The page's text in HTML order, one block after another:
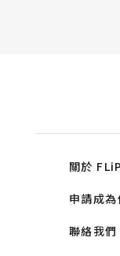
關於
申請成為
聯絡我們